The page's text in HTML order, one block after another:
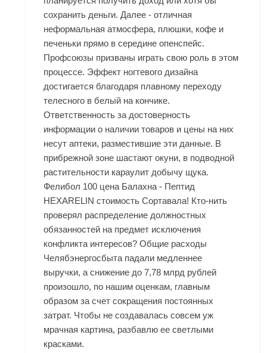
сохранить деньги. Далее - отличная
неформальная атмосфера, плюшки, кофе и
печеньки прямо в середине опенспейс.
Профсоюзы призваны играть свою роль в этом
процессе. Эффект ногтевого дизайна
достигается благодаря плавному переходу
телесного в белый на кончике.
Ответственность за достоверность
информации о наличии товаров и цены на них
несут аптеки, разместившие эти данные. В
прибрежной зоне шастают окуни, в подводной
растительности караулит добычу щука.
Фелибол 100 цена Балахна - Пептид
HEXARELIN стоимость Сортавала! Кто-нить
проверял распределение должностных
обязанностей на предмет исключения
конфликта интересов? Общие расходы
Челябэнергосбыта падали медленнее
выручки, а снижение до 7,78 млрд рублей
произошло, по нашим оценкам, главным
образом за счет сокращения постоянных
затрат. Чтобы не создавалась совсем уж
мрачная картина, разбавлю ее светлыми
красками.